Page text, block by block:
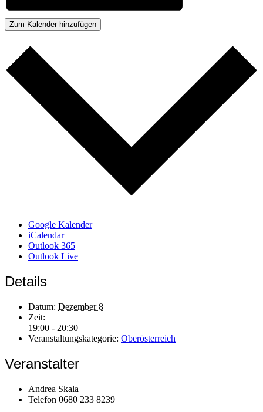
Zum Kalender hinzufügen
Google Kalender
iCalendar
Outlook 365
Outlook Live
Details
Datum: Dezember 8
Zeit:
19:00 - 20:30
Veranstaltungskategorie: Oberösterreich
Veranstalter
Andrea Skala
Telefon 0680 233 8239